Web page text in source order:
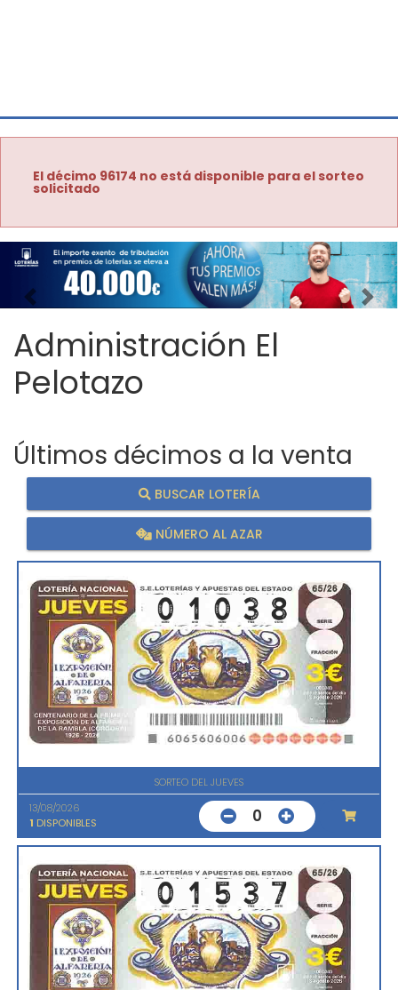
El décimo 96174 no está disponible para el sorteo
solicitado
Imagen anterior
Administración El
Pelotazo
Últimos décimos a la venta
BUSCAR LOTERÍA
NÚMERO AL AZAR
SORTEO DEL JUEVES
13/08/2026
1 DISPONIBLES 0